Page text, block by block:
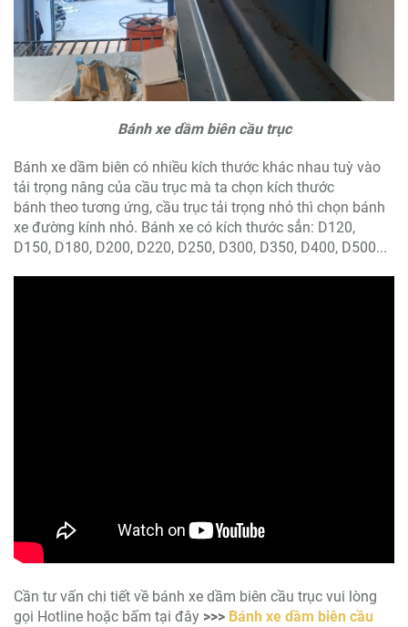
Bánh xe dầm biên cầu trục
Bánh xe dầm biên có nhiều kích thước khác nhau tuỳ vào
tải trọng nâng của cầu trục mà ta chọn kích thước
bánh theo tương ứng, cầu trục tải trọng nhỏ thì chọn bánh
xe đường kính nhỏ. Bánh xe có kích thước sẳn: D120,
D150, D180, D200, D220, D250, D300, D350, D400, D500...
Cần tư vấn chi tiết về bánh xe dầm biên cầu trục vui lòng
gọi Hotline hoặc bấm tại đây >>> Bánh xe dầm biên cầu